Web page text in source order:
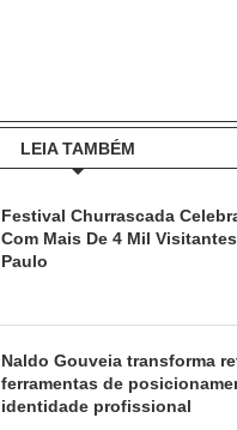
LEIA TAMBÉM
Festival Churrascada
Com Mais De 4 Mil
Paulo
Naldo Gouveia transforma
ferramentas de
identidade profissional